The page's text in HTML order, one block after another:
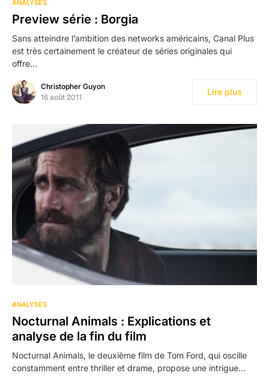
ANALYSES
Preview série : Borgia
Sans atteindre l’ambition des networks américains, Canal Plus
est très certainement le créateur de séries originales qui
offre…
Christopher Guyon
16 août 2011
Lire plus
ANALYSES
Nocturnal Animals : Explications et
analyse de la fin du film
Nocturnal Animals, le deuxième film de Tom Ford, qui oscille
constamment entre thriller et drame, propose une intrigue…